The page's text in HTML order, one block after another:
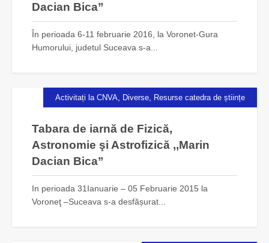
Dacian Bica”
În perioada 6-11 februarie 2016, la Voronet-Gura
Humorului, judetul Suceava s-a...
Activitați la CNVA Diverse Resurse catedra de științe
Tabara de iarnă de Fizică,
Astronomie şi Astrofizică ,,Marin
Dacian Bica”
In perioada 31Ianuarie – 05 Februarie 2015 la
Voroneţ –Suceava s-a desfășurat...